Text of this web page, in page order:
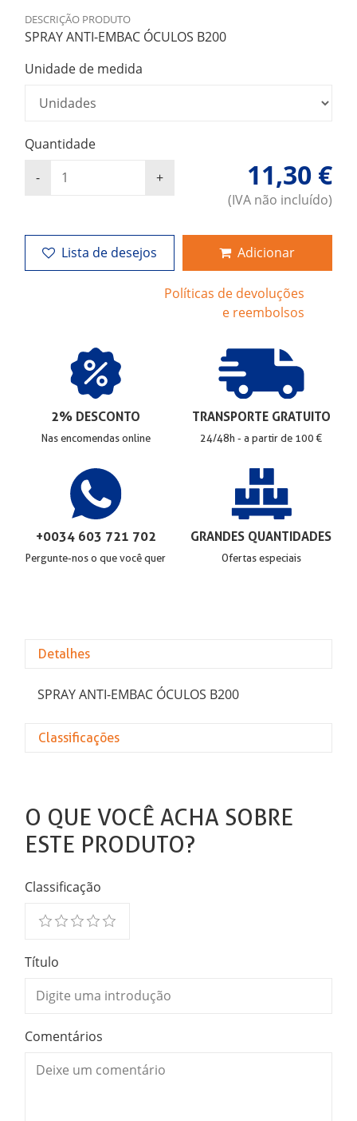
DESCRIÇÃO PRODUTO
SPRAY ANTI-EMBAC ÓCULOS B200
Unidade de medida
Quantidade
11,30 €
(IVA não incluído)
Lista de desejos Adicionar
Políticas de devoluções
e reembolsos
2% DESCONTO
Nas encomendas online
TRANSPORTE GRATUITO
24/48h - a partir de 100 €
+0034 603 721 702
Pergunte-nos o que você quer
GRANDES QUANTIDADES
Ofertas especiais
Detalhes
SPRAY ANTI-EMBAC ÓCULOS B200
Classificações
O QUE VOCÊ ACHA SOBRE
ESTE PRODUTO?
Classificação
Título
Comentários